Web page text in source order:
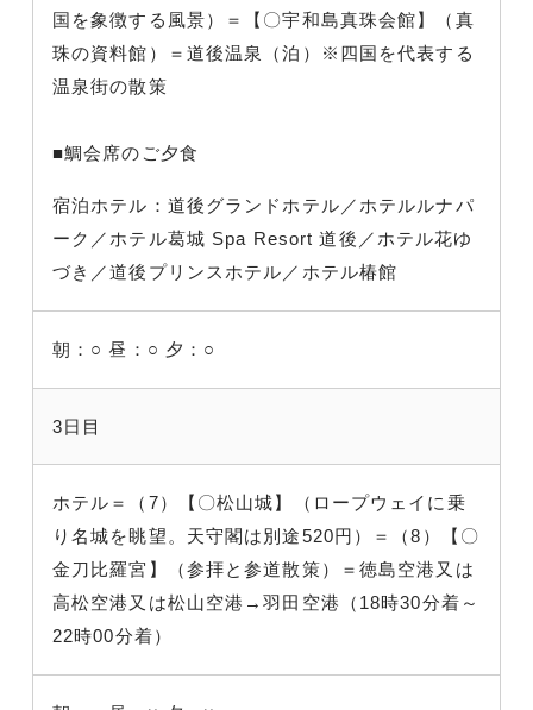
国を象徴する風景）＝【〇宇和島真珠会館】（真
珠の資料館）＝道後温泉（泊）※四国を代表する
温泉街の散策
■鯛会席のご夕食
宿泊ホテル：道後グランドホテル／ホテルルナパ
ーク／ホテル葛城 Spa Resort 道後／ホテル花ゆ
づき／道後プリンスホテル／ホテル椿館
朝：○ 昼：○ 夕：○
3日目
ホテル＝（7）【〇松山城】（ロープウェイに乗
り名城を眺望。天守閣は別途520円）＝（8）【〇
金刀比羅宮】（参拝と参道散策）＝徳島空港又は
高松空港又は松山空港→羽田空港（18時30分着～
22時00分着）